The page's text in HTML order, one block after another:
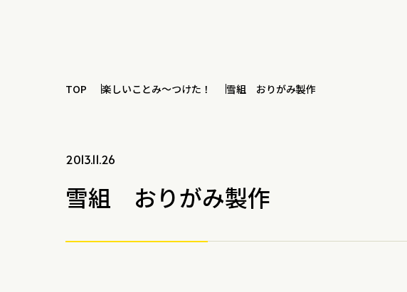
TOP 楽しいことみ～つけた！ 雪組 おりがみ製作
2013.11.26
雪組 おりがみ製作